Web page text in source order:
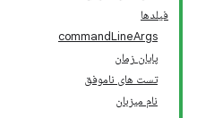
فیلدها
commandLineArgs
پایان زمان
تست های ناموفق
نام میزبان